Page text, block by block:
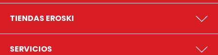
TIENDAS EROSKI
SERVICIOS